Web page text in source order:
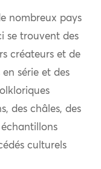
nombreux pays
se trouvent des
créateurs et de
série et des
des châles, des
échantillons
culturels